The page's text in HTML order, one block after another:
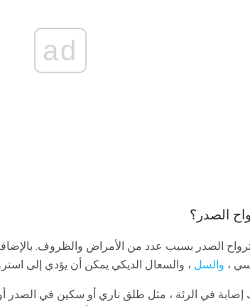
ad
الصدر؟
الصدر بسبب عدد من الأمراض والظروف.
، والسل ، والسعال الديكي يمكن أن يؤدي إلى
في الرئة ، مثل طلق ناري أو سكين في الصدر